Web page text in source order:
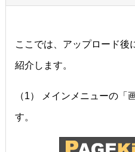
ここでは、アップロード後
紹介します。
（1） メインメニューの「
す。